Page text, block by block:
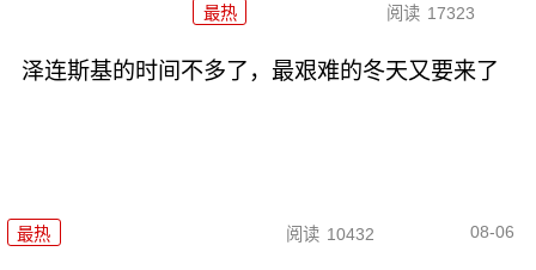
最热 阅读 17323
泽连斯基的时间不多了，最艰难的冬天又要来了
最热 阅读 10432 08-06